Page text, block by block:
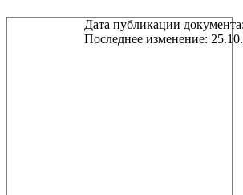
Дата публикации
Последнее изменение: